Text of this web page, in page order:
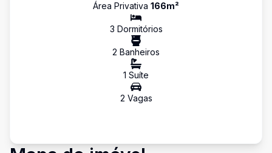
Área Privativa 166m²
3 Dormitórios
2 Banheiros
1 Suíte
2 Vagas